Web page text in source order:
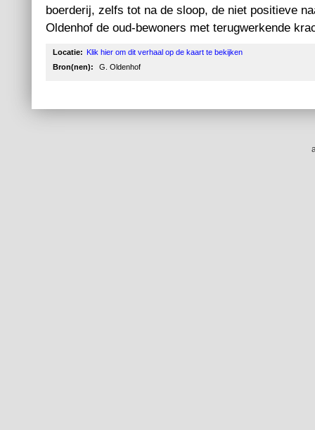
boerderij, zelfs tot na de sloop, de niet positieve
Oldenhof de oud-bewoners met terugwerkende
Locatie: Klik hier om dit verhaal op de kaart te bekijken
Bron(nen):
G. Oldenhof